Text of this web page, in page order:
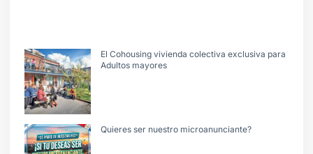
El Cohousing vivienda colectiva exclusiva para
Adultos mayores
Quieres ser nuestro microanunciante?